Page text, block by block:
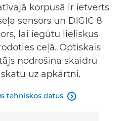
korpusā ir ietverts
sensors un DIGIC 8
lai iegūtu lieliskus
ceļā. Optiskais
nodrošina skaidru
uz apkārtni.
tehniskos datus 